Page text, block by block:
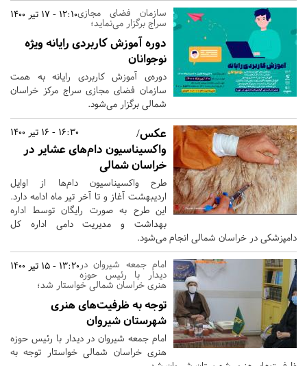
12:10 - 17 تیر 1400سازمان فضای مجازی
سراج برگزار می‌نماید؛
دوره آموزش کاربردی رایانه ویژه
نوجوانان
دوره‌ی آموزش کاربردی رایانه به همت
سازمان فضای مجازی سراج مرکز خراسان
شمالی برگزار می‌شود.
16:30 - 16 تیر 1400
عکس/
واکسیناسیون دام‌های عشایر در
خراسان شمالی
طرح واکسیناسیون دام‌ها از اوایل
اردیبهشت آغاز و تا آخر تیر ماه ادامه دارد.
این طرح به صورت رایگان توسط اداره
بهداشت و مدیریت دامی اداره کل
دامپزشکی در خراسان شمالی انجام می‌شود.
13:20 - 15 تیر 1400 امام جمعه شیروان در
دیدار با رئیس حوزه
هنری خراسان شمالی خواستار شد؛
توجه به ظرفیت‌های هنری
شهرستان شیروان
امام جمعه شیروان در دیدار با رئیس حوزه
هنری خراسان شمالی خواستار توجه به